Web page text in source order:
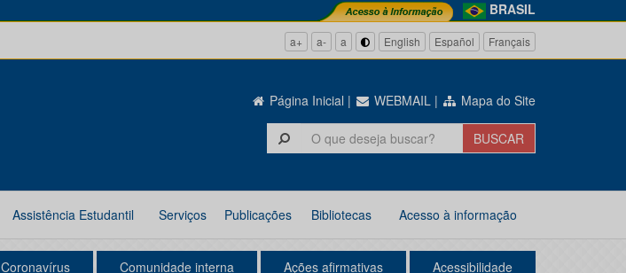
BRASIL
a+ a- a English Español Français
Página Inicial | WEBMAIL | Mapa do Site
Assistência Estudantil Serviços Publicações Bibliotecas Acesso à informação
Coronavírus Comunidade interna Ações afirmativas Acessibilidade